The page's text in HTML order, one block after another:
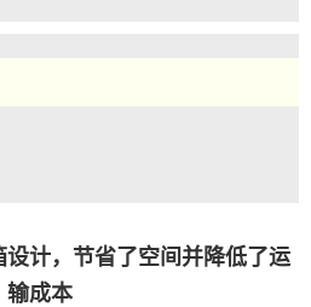
计，节省了空间并降低了运
输成本